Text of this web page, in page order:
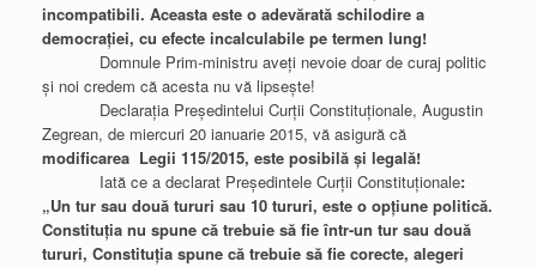
incompatibili. Aceasta este o adevărată schilodire a
democrației, cu efecte incalculabile pe termen lung!
Domnule Prim-ministru aveți nevoie doar de curaj politic
și noi credem că acesta nu vă lipsește!
Declarația Președintelui Curții Constituționale, Augustin
Zegrean, de miercuri 20 ianuarie 2015, vă asigură că
modificarea Legii 115/2015, este posibilă și legală!
Iată ce a declarat Președintele Curții Constituționale:
„Un tur sau două tururi sau 10 tururi, este o opţiune politică.
Constituţia nu spune că trebuie să fie într-un tur sau două
tururi, Constituţia spune că trebuie să fie corecte, alegeri